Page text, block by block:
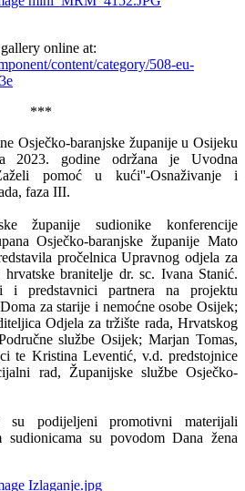
online at:
content/category/508-eu-
***
Osječko-baranjske županije u Osijeku
2023. godine održana je Uvodna
pomoć u kući''-Osnaživanje i
faza III.
županije sudionike konferencije
Osječko-baranjske županije Mato
pročelnica Upravnog odjela za
branitelje dr. sc. Ivana Stanić.
i predstavnici partnera na projektu
za starije i nemoćne osobe Osijek;
Odjela za tržište rada, Hrvatskog
službe Osijek; Marjan Tomas,
te Kristina Leventić, v.d. predstojnice
rad, Županijske službe Osječko-
su podijeljeni promotivni materijali
su povodom Dana žena